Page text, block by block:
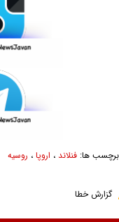
برچسب ها: فنلاند ، اروپا، روسیه
گزارش خطا